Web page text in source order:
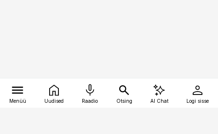
Menüü Uudised Raadio Otsing AI Chat Logi sisse